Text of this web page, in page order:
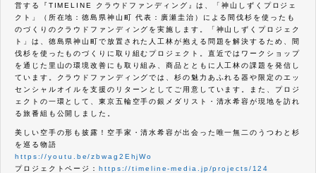
営する『TIMELINE クラウドファンディング』は、「神山しずくプロジェ
クト」（所在地：徳島県神山町 代表：廣瀬圭治）による間伐杉を使ったも
のづくりのクラウドファンディングを実施します。「神山しずくプロジェク
ト」は、徳島県神山町で放置された人工林が抱える問題を解決するため、間
伐杉を使ったものづくりに取り組むプロジェクト。直近ではワークショップ
を通じた里山の環境改善にも取り組み、商品とともに人工林の課題を発信し
ています。クラウドファンディングでは、杉の魅力あふれる器や限定のエッ
センシャルオイルを支援のリターンとしてご用意しています。また、プロジ
ェクトの一環として、東京五輪空手の銀メダリスト・清水希容が現地を訪れ
る旅番組も公開しました。
美しい空手の形も披露！空手家・清水希容が出会った唯一無二のうつわと杉
を巡る物語
https://youtu.be/zbwag2EhjWo
プロジェクトページ：https://timeline-media.jp/projects/124